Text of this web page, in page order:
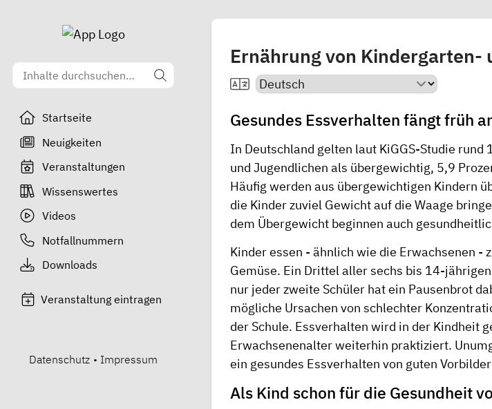
Startseite
Neuigkeiten
Veranstaltungen
Wissenswertes
Videos
Notfallnummern
Downloads
Veranstaltung eintragen
Datenschutz • Impressum
Ernährung von Kindergarten-
Gesundes Essverhalten fängt früh
In Deutschland gelten laut KiGGS-Studie
und Jugendlichen als übergewichtig, 5,9
Häufig werden aus übergewichtigen Kindern
die Kinder zuviel Gewicht auf die Waage
dem Übergewicht beginnen auch
Kinder essen - ähnlich wie die Erwachsenen -
Gemüse. Ein Drittel aller sechs bis 14-
nur jeder zweite Schüler hat ein Pausenbrot
mögliche Ursachen von schlechter
der Schule. Essverhalten wird in der Kindheit
Erwachsenenalter weiterhin praktiziert.
ein gesundes Essverhalten von guten
Als Kind schon für die Gesundheit